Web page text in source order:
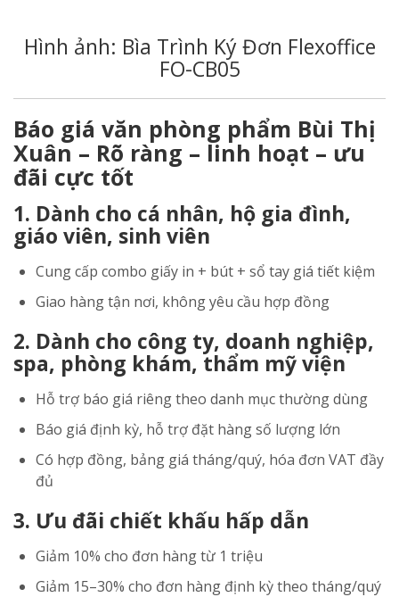
Hình ảnh: Bìa Trình Ký Đơn Flexoffice
FO-CB05
Báo giá văn phòng phẩm Bùi Thị
Xuân – Rõ ràng – linh hoạt – ưu
đãi cực tốt
1. Dành cho cá nhân, hộ gia đình,
giáo viên, sinh viên
Cung cấp combo giấy in + bút + sổ tay giá tiết kiệm
Giao hàng tận nơi, không yêu cầu hợp đồng
2. Dành cho công ty, doanh nghiệp,
spa, phòng khám, thẩm mỹ viện
Hỗ trợ báo giá riêng theo danh mục thường dùng
Báo giá định kỳ, hỗ trợ đặt hàng số lượng lớn
Có hợp đồng, bảng giá tháng/quý, hóa đơn VAT đầy
đủ
3. Ưu đãi chiết khấu hấp dẫn
Giảm 10% cho đơn hàng từ 1 triệu
Giảm 15–30% cho đơn hàng định kỳ theo tháng/quý